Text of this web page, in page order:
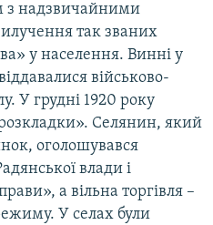
з надзвичайними
так званих
у населення. Винні у
військово-
У грудні 1920 року
Селянин, який
оголошувався
влади і
а вільна торгівля –
У селах були